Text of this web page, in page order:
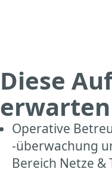
Diese
Operative
-überwachung
Bereich Netze &